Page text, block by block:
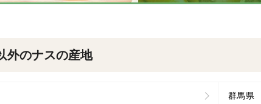
外のナスの産地
群馬県